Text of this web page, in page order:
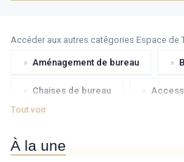
Accéder aux autres catégories Espace de
» Aménagement de bureau »
» Chaises de bureau »
Presse-papier
Tout voir
À la une